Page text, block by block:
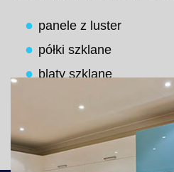
panele z luster
półki szklane
blaty szklane